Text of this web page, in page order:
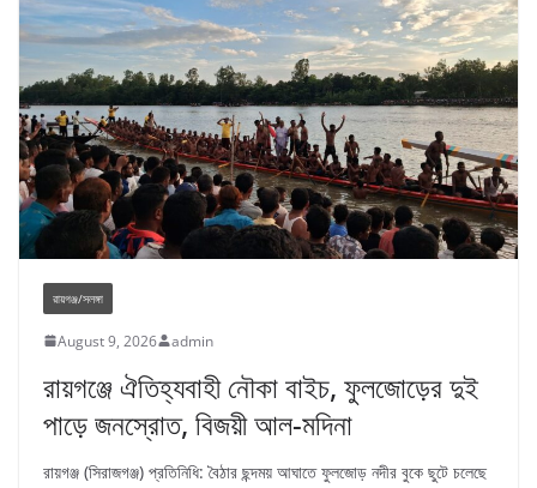
রায়গঞ্জ/সলঙ্গা
August 9, 2026 admin
রায়গঞ্জে ঐতিহ্যবাহী নৌকা বাইচ, ফুলজোড়ের দুই
পাড়ে জনস্রোত, বিজয়ী আল-মদিনা
রায়গঞ্জ (সিরাজগঞ্জ) প্রতিনিধি: বৈঠার ছন্দময় আঘাতে ফুলজোড় নদীর বুকে ছুটে চলেছে